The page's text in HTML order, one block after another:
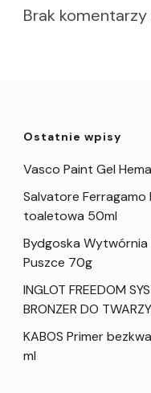
Brak
Ostatnie wpisy
Vasco Paint Gel
Salvatore Ferragamo
toaletowa 50ml
Bydgoska Wytwórnia
Puszce 70g
INGLOT FREEDOM
BRONZER DO
KABOS Primer
ml